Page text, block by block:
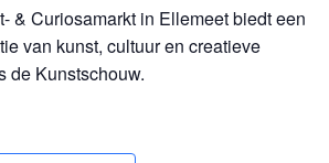
& Curiosamarkt in Ellemeet biedt een
van kunst, cultuur en creatieve
de Kunstschouw.